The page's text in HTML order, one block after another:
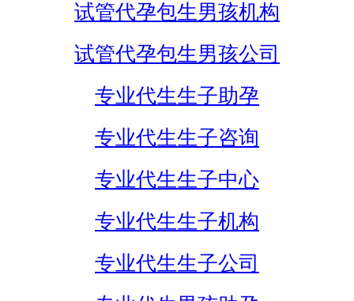
试管代孕包生男孩机构
试管代孕包生男孩公司
专业代生生子助孕
专业代生生子咨询
专业代生生子中心
专业代生生子机构
专业代生生子公司